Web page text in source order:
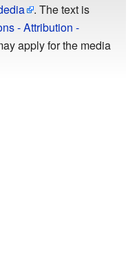
. The text is
- Attribution -
apply for the media